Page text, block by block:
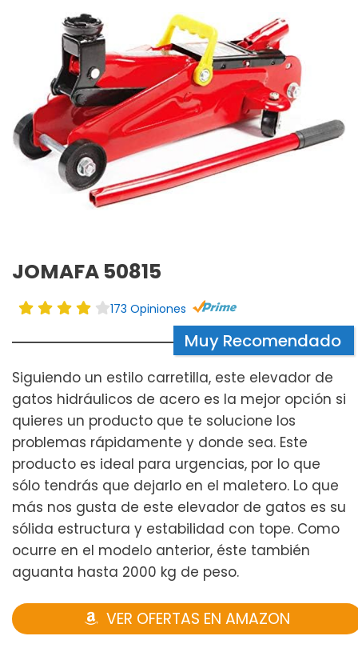
JOMAFA 50815
173 Opiniones
Muy Recomendado
Siguiendo un estilo carretilla, este elevador de
gatos hidráulicos de acero es la mejor opción si
quieres un producto que te solucione los
problemas rápidamente y donde sea. Este
producto es ideal para urgencias, por lo que
sólo tendrás que dejarlo en el maletero. Lo que
más nos gusta de este elevador de gatos es su
sólida estructura y estabilidad con tope. Como
ocurre en el modelo anterior, éste también
aguanta hasta 2000 kg de peso.
VER OFERTAS EN AMAZON